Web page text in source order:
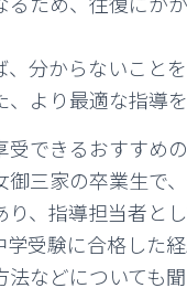
、分からないこと
より最適な指導
できるおすすめ
三家の卒業生で、
、指導担当者と
受験に合格した
などについても聞